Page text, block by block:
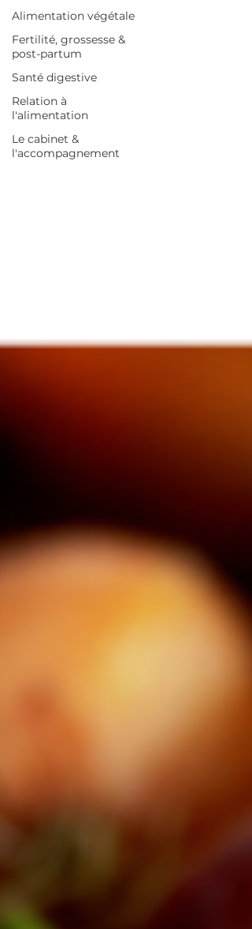
Alimentation végétale
Fertilité, grossesse &
post-partum
Santé digestive
Relation à
l'alimentation
Le cabinet &
l'accompagnement